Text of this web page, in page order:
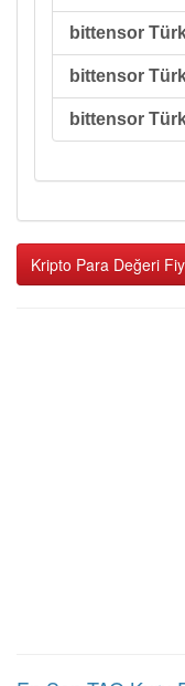
bittensor
bittensor
bittensor
Kripto Para Değeri